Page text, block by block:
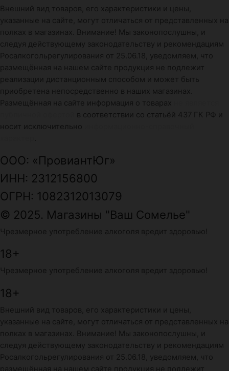
Внешний вид товаров, его характеристики и цены,
указанные на сайте, могут отличаться от представленных на
полках в магазинах. Внимание! Мы законопослушны, и
следуя действующему законодательству и рекомендациям
Росалкогольрегулирования от 25.06.18, уведомляем, что
размещённая на нашем сайте продукция не подлежит
реализации дистанционным способом и может быть
приобретена непосредственно в наших магазинах.
Размещённая на сайте информация о товарах
в соответствии со статьёй 437 ГК РФ и
носит исключительно
ООО: «ПровиантЮг»
ИНН: 2312156800
ОГРН: 1082312013079
© 2025. Магазины "Ваш Сомелье"
Чрезмерное употребление алкоголя вредит здоровью!
18+
Чрезмерное употребление алкоголя вредит здоровью!
18+
Внешний вид товаров, его характеристики и цены,
указанные на сайте, могут отличаться от представленных на
полках в магазинах. Внимание! Мы законопослушны, и
следуя действующему законодательству и рекомендациям
Росалкогольрегулирования от 25.06.18, уведомляем, что
размещённая на нашем сайте продукция не подлежит